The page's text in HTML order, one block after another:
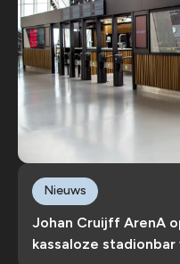
Johan Cruijff ArenA
kassaloze stadionbar
Nieuws